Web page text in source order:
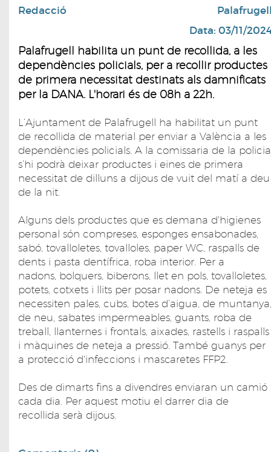
Redacció
Data: 03/11/
Palafrugell habilita un punt de recollida, a les
dependències policials, per a recollir productes
de primera necessitat destinats als damnificats
per la DANA. L'horari és de 08h a 22h.
L’Ajuntament de Palafrugell ha habilitat un punt
de recollida de material per enviar a València a les
dependències policials. A la comissaria de la policia
s’hi podrà deixar productes i eines de primera
necessitat de dilluns a dijous de vuit del matí a deu
de la nit.
Alguns dels productes que es demana d'higienes
personal són compreses, esponges ensabonades,
sabó, tovalloletes, tovalloles, paper WC, raspalls de
dents i pasta dentífrica, roba interior. Per a
nadons, bolquers, biberons, llet en pols, tovalloletes,
potets, cotxets i llits per posar nadons. De neteja es
necessiten pales, cubs, botes d’aigua, de muntanya,
de neu, sabates impermeables, guants, roba de
treball, llanternes i frontals, aixades, rastells i raspalls
i màquines de neteja a pressió. També guanys per
a protecció d'infeccions i mascaretes FFP2.
Des de dimarts fins a divendres enviaran un camió
cada dia. Per aquest motiu el darrer dia de
recollida serà dijous.